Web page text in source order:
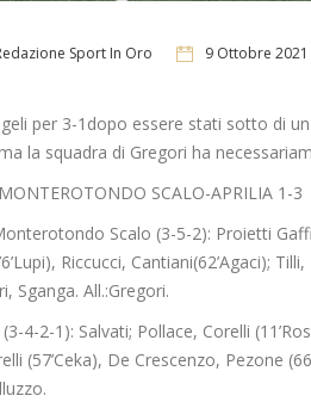
Sport In Oro 9 Ottobre 2021
per 3-1 dopo essere stati sotto di
la squadra di Gregori ha
SCALO-APRILIA 1-3
Scalo (3-5-2): Proietti Gaffi
Riccucci, Cantiani(62’Agaci); Tilli,
Sganga. All.:Gregori.
4-2-1): Salvati; Pollace, Corelli (11’
(57’Ceka), De Crescenzo, Pezone
.